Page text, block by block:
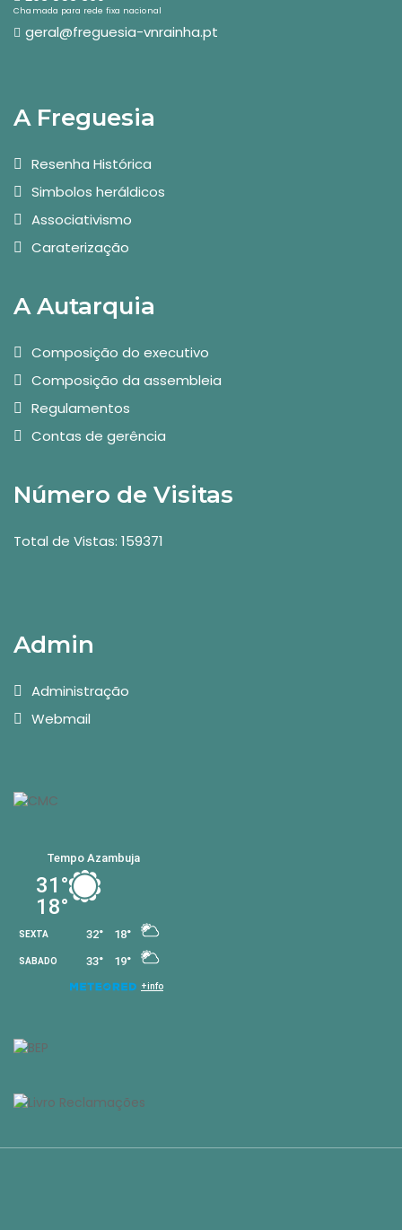
Chamada para rede fixa nacional
geral@freguesia-vnrainha.pt
A Freguesia
Resenha Histórica
Simbolos heráldicos
Associativismo
Caraterização
A Autarquia
Composição do executivo
Composição da assembleia
Regulamentos
Contas de gerência
Número de Visitas
Total de Vistas: 159371
Admin
Administração
Webmail